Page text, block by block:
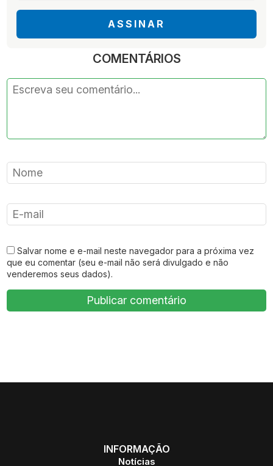
ASSINAR
COMENTÁRIOS
Salvar nome e e-mail neste navegador para a próxima vez
que eu comentar (seu e-mail não será divulgado e não
venderemos seus dados).
INFORMAÇÃO
Notícias